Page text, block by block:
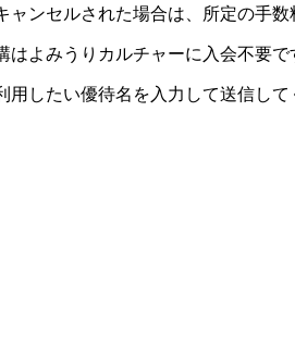
ンセルされた場合は、所定の手数
よみうりカルチャーに入会不要で
したい優待名を入力して送信して